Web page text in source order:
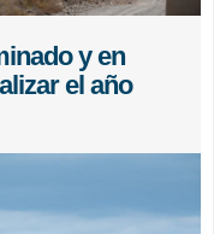
y en
el año